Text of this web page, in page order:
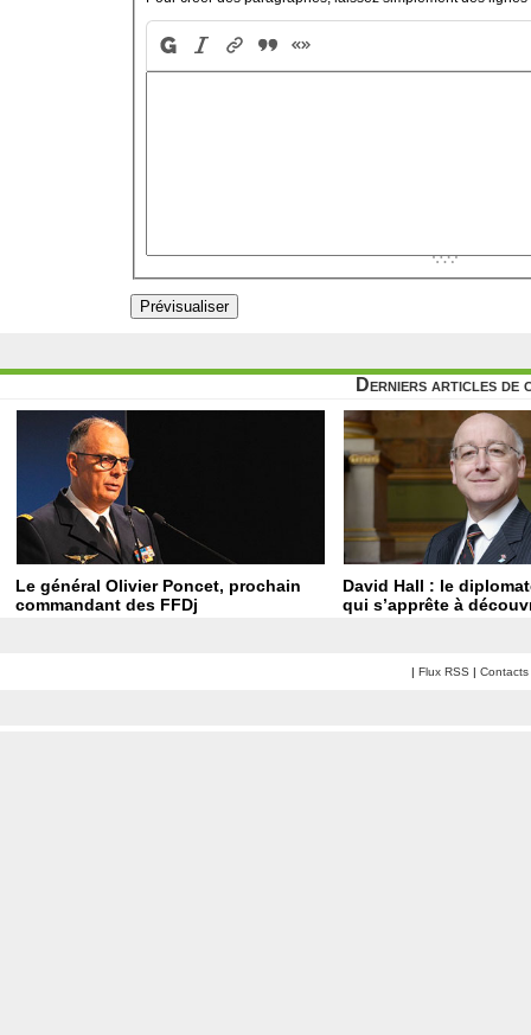
Derniers articles de
Le général Olivier Poncet, prochain
commandant des FFDj
David Hall : le
qui s’apprête à
| Flux RSS | Contacts